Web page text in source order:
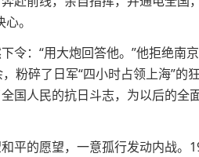
。
令：“用大炮回答他。”他拒绝南
粉碎了日军“四小时占领上海”的
国人民的抗日斗志，为以后的全
平的愿望，一意孤行发动内战。